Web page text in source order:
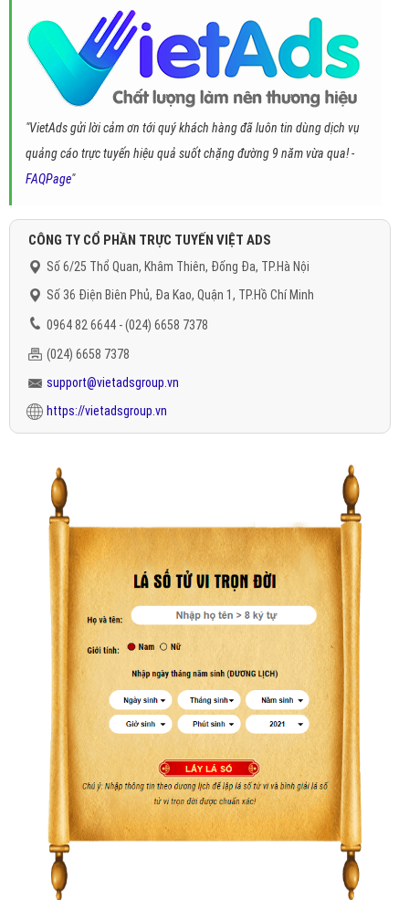
"VietAds gửi lời cảm ơn tới quý khách hàng đã luôn tin dùng dịch vụ
quảng cáo trực tuyến hiệu quả suốt chặng đường 9 năm vừa qua! -
FAQPage"
CÔNG TY CỔ PHẦN TRỰC TUYẾN VIỆT ADS
Số 6/25 Thổ Quan, Khâm Thiên, Đống Đa, TP.Hà Nội
Số 36 Điện Biên Phủ, Đa Kao, Quận 1, TP.Hồ Chí Minh
0964 82 6644 - (024) 6658 7378
(024) 6658 7378
support@vietadsgroup.vn
https://vietadsgroup.vn